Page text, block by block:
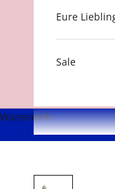
Eure
Sale
Warenkorb